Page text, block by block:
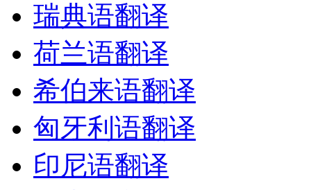
瑞典语翻译
荷兰语翻译
希伯来语翻译
匈牙利语翻译
印尼语翻译